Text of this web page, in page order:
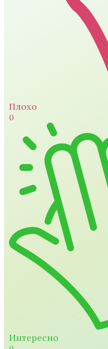
Плохо
0
Интересно